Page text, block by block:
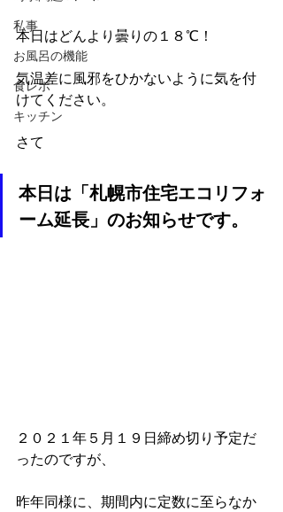
私事
お風呂の機能
食レポ
キッチン
本日はどんより曇りの１８℃！
気温差に風邪をひかないように気を付
けてください。
さて
本日は「札幌市住宅エコリフォ
ーム延長」のお知らせです。
２０２１年５月１９日締め切り予定だ
ったのですが、
昨年同様に、期間内に定数に至らなか